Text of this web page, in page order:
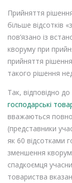
Прийняття
більше
пов’язано із
кворуму при
прийняття
такого рішення
Так, відповідно
господарські
вважаються
(представники
як 60 відсотками
зменшення
спадкоємця
товариства